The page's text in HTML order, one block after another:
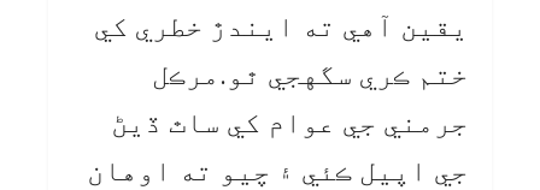
يقين آهي ته ايندڙ خطري کي
ختم ڪري سگهجي ٿو.مرڪل
جرمني جي عوام کي ساٿ ڏيڻ
جي اپيل ڪئي ۽ چيو ته اوهان